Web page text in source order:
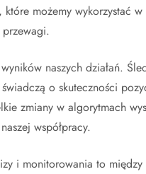
możemy wykorzystać
naszych działań.
o skuteczności
zmiany w algorytmach
współpracy.
i monitorowania to między